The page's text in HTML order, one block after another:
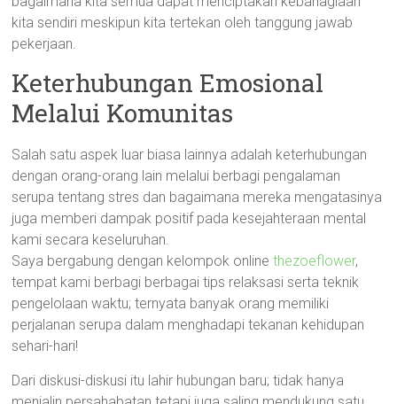
kita sendiri meskipun kita tertekan oleh tanggung jawab
pekerjaan.
Keterhubungan Emosional
Melalui Komunitas
Salah satu aspek luar biasa lainnya adalah keterhubungan
dengan orang-orang lain melalui berbagi pengalaman
serupa tentang stres dan bagaimana mereka mengatasinya
juga memberi dampak positif pada kesejahteraan mental
kami secara keseluruhan.
Saya bergabung dengan kelompok onlinethezoeflower,
tempat kami berbagi berbagai tips relaksasi serta teknik
pengelolaan waktu; ternyata banyak orang memiliki
perjalanan serupa dalam menghadapi tekanan kehidupan
sehari-hari!
Dari diskusi-diskusi itu lahir hubungan baru; tidak hanya